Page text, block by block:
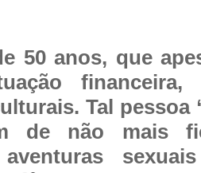
50 anos, que
Tal pessoa
de não mais
aventuras